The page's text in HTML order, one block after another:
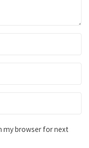
my browser for next